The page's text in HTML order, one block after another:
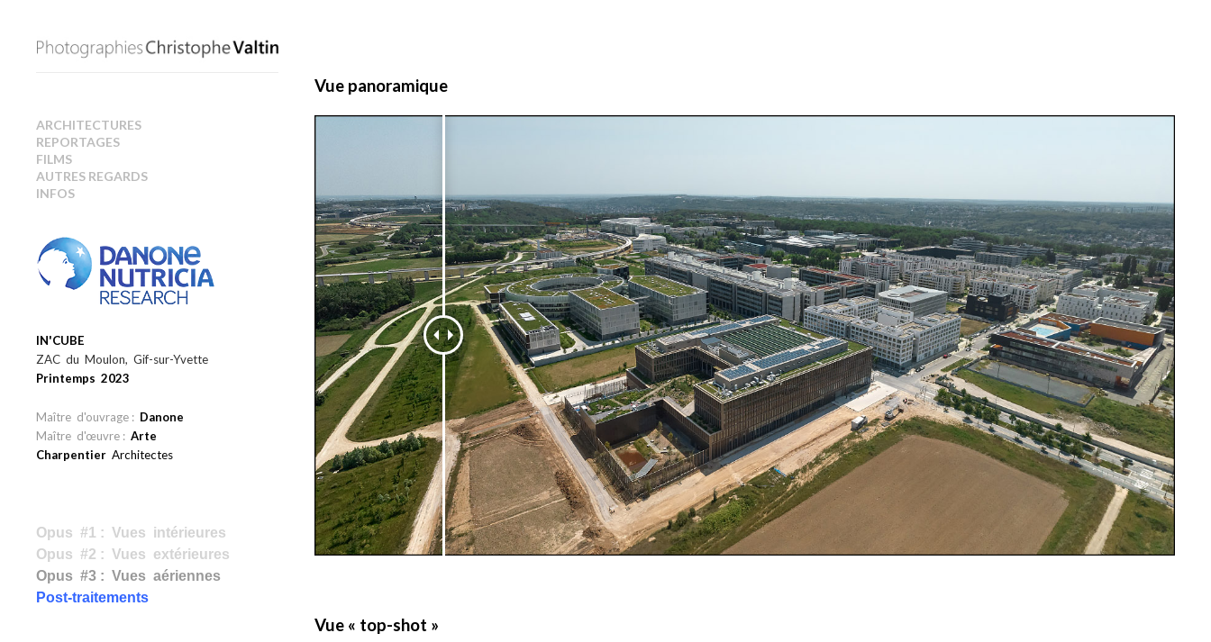
ARCHITECTURES
REPORTAGES
FILMS
AUTRES REGARDS
INFOS
IN'CUBE
ZAC du Moulon, Gif-sur-Yvette
Printemps 2023
Maître d'ouvrage : Danone
Maître d'œuvre : Arte
Charpentier Architectes
Opus #1 : Vues intérieures
Opus #2 : Vues extérieures
Opus #3 : Vues aériennes
Post-traitements
Vue panoramique
Vue « top-shot »